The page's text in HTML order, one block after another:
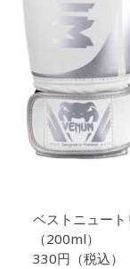
ベストニュート
（200ml）
330円（税込）